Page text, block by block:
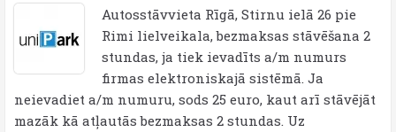
Autosstāvvieta Rīgā, Stirnu ielā 26 pie
Rimi lielveikala, bezmaksas stāvēšana 2
stundas, ja tiek ievadīts a/m numurs
firmas elektroniskajā sistēmā. Ja
neievadiet a/m numuru, sods 25 euro, kaut arī stāvējāt
mazāk kā atļautās bezmaksas 2 stundas. Uz